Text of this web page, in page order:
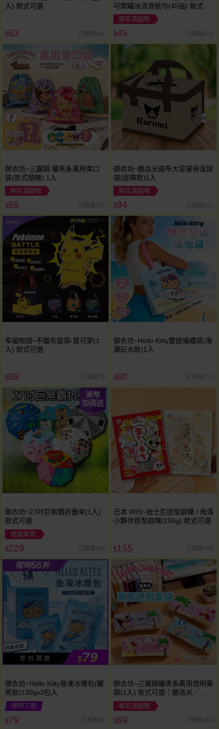
入) 款式可選
$53 已銷售492
可樂罐冰涼濕紙巾(45抽) 款式隨
機出貨
專區滿額贈
$45 已銷售426
御衣坊~三麗鷗 曬黑系萬用束口
袋(款式隨機) 1入
專區滿額贈
$59 已銷售520
御衣坊~酷洛米麻布大容量保溫提
袋(經典款)1入
專區滿額贈
$94 已銷售831
幸福物語~不織布提袋-寶可夢(1
入) 款式可選
$59 已銷售78
御衣坊~Hello Kitty雙提編織袋(海
灘玩水款)1入
$60 已銷售215
美幣
加碼送
御衣坊~27吋巨無霸折疊傘(1入)
款式可選
現賺美幣
$229 已銷售626
日本 IRIS~迪士尼造型麻糬 / 角落
小夥伴造型麻糬(250g) 款式可選
$155 已銷售446
限時56折
即 刻 開 搶 $79
御衣坊~Hello Kitty急凍冰爆包(曬
黑款)130gx3包入
限時下殺
$79 已銷售60
御衣坊~三麗鷗曬黑系萬用透明筆
袋(1入) 款式可選｜酷洛米／
Hello Kitty／大耳狗／美樂蒂／化
妝包／透明鉛筆盒／小物收納包
專區滿額贈
$69 已銷售254